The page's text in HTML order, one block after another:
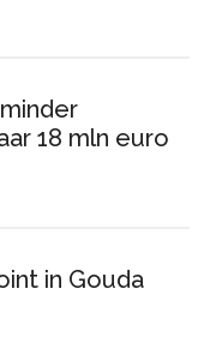
18 mln euro
in Gouda